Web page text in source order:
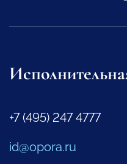
+7 (495) 247 4777
id@opora.ru